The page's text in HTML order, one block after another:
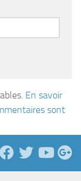
En savoir
sont